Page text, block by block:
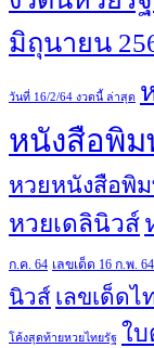
มิถุนายน
วันที่ 16/2/64 งวดนี้ ล่าสุด
หนังสือพิม
หวยหนังสือพิ
หวยเดลินิวส์
ก.ค. 64 เลขเด็ด 16 ก.พ. 64
นิวส์ เลขเด็ดไ
โค้งสุดท้ายหวยไทยรัฐ ใบ